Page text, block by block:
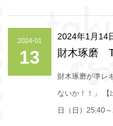
2024-01
13
2024年1月14
財木琢磨
財木琢磨が準レ
ないか！！」
日（日）25:40